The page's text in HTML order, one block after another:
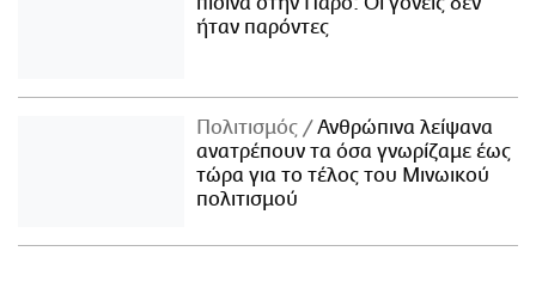
ήταν παρόντες
Πολιτισμός
Ανθρώπινα λείψανα
ανατρέπουν τα όσα γνωρίζαμε έως
τώρα για το τέλος του Μινωικού
πολιτισμού